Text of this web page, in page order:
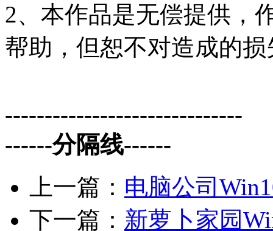
2、本作品是无偿提供，
帮助，但恕不对造成的损
------------------------------
------分隔线------
上一篇： 电脑公司
下一篇： 新萝卜家园